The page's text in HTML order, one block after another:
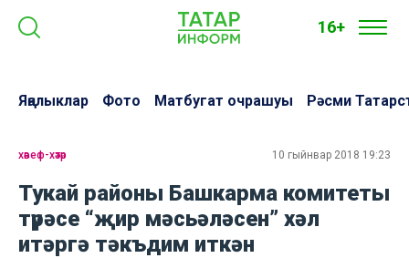
16+
Яңалыклар Фото Матбугат очрашуы Рәсми
хәвеф-хәтәр 10 гыйнвар 2018 19:23
Тукай районы Башкарма комитеты
түрәсе “җир мәсьәләсен” хәл
итәргә тәкъдим иткән